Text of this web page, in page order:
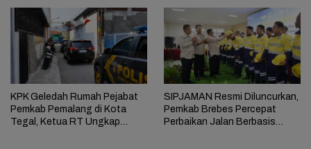
KPK Geledah Rumah Pejabat
Pemkab Pemalang di Kota
Tegal, Ketua RT Ungkap
SIPJAMAN Resmi Diluncurkan,
Pemkab Brebes Percepat
Perbaikan Jalan Berbasis